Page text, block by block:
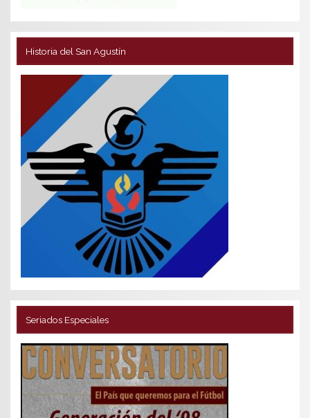
Historia del San Agustín
Seriados Especiales